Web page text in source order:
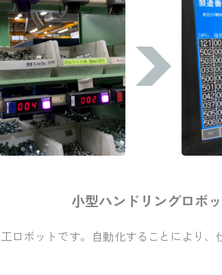
小型ハンドリングロボ
ロボットです。自動化することにより